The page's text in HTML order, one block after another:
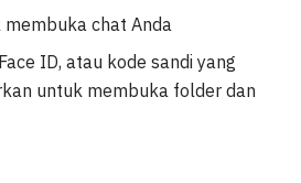
chat Anda
ID, atau kode sandi yang
untuk membuka folder dan